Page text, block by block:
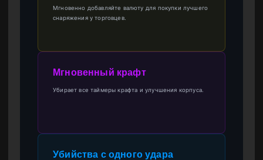
Мгновенно добавляйте валюту для покупки лучшего
снаряжения у торговцев.
Мгновенный крафт
Убирает все таймеры крафта и улучшения корпуса.
Убийства с одного удара